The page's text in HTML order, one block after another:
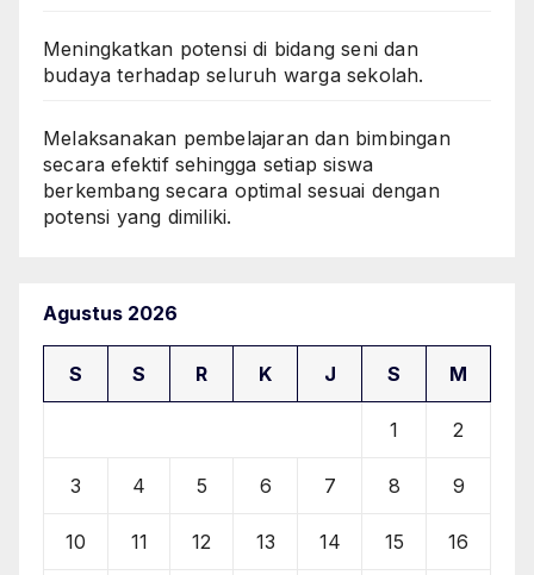
Meningkatkan potensi di bidang seni dan
budaya terhadap seluruh warga sekolah.
Melaksanakan pembelajaran dan bimbingan
secara efektif sehingga setiap siswa
berkembang secara optimal sesuai dengan
potensi yang dimiliki.
Agustus 2026
S S R K J S M
1 2
3 4 5 6 7 8 9
10 11 12 13 14 15 16